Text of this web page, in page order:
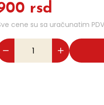
rsd
cene su sa uračunatim